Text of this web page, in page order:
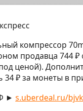
компрессор
продавца 744 ₽
ценой).
34 ₽ за монеты в
► s.uberdeal.ru/